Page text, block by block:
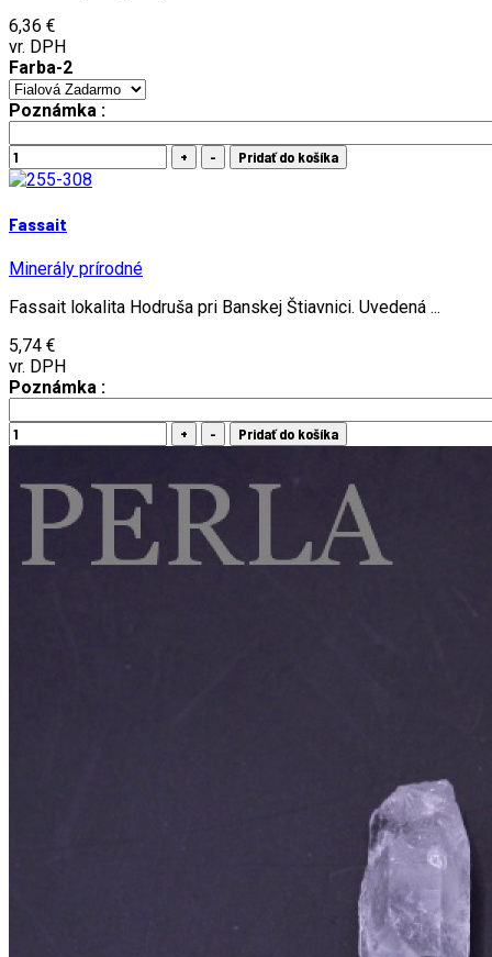
6,36 €
vr. DPH
Farba-2
Poznámka :
Fassait
Minerály prírodné
Fassait lokalita Hodruša pri Banskej Štiavnici. Uvedená ...
5,74 €
vr. DPH
Poznámka :